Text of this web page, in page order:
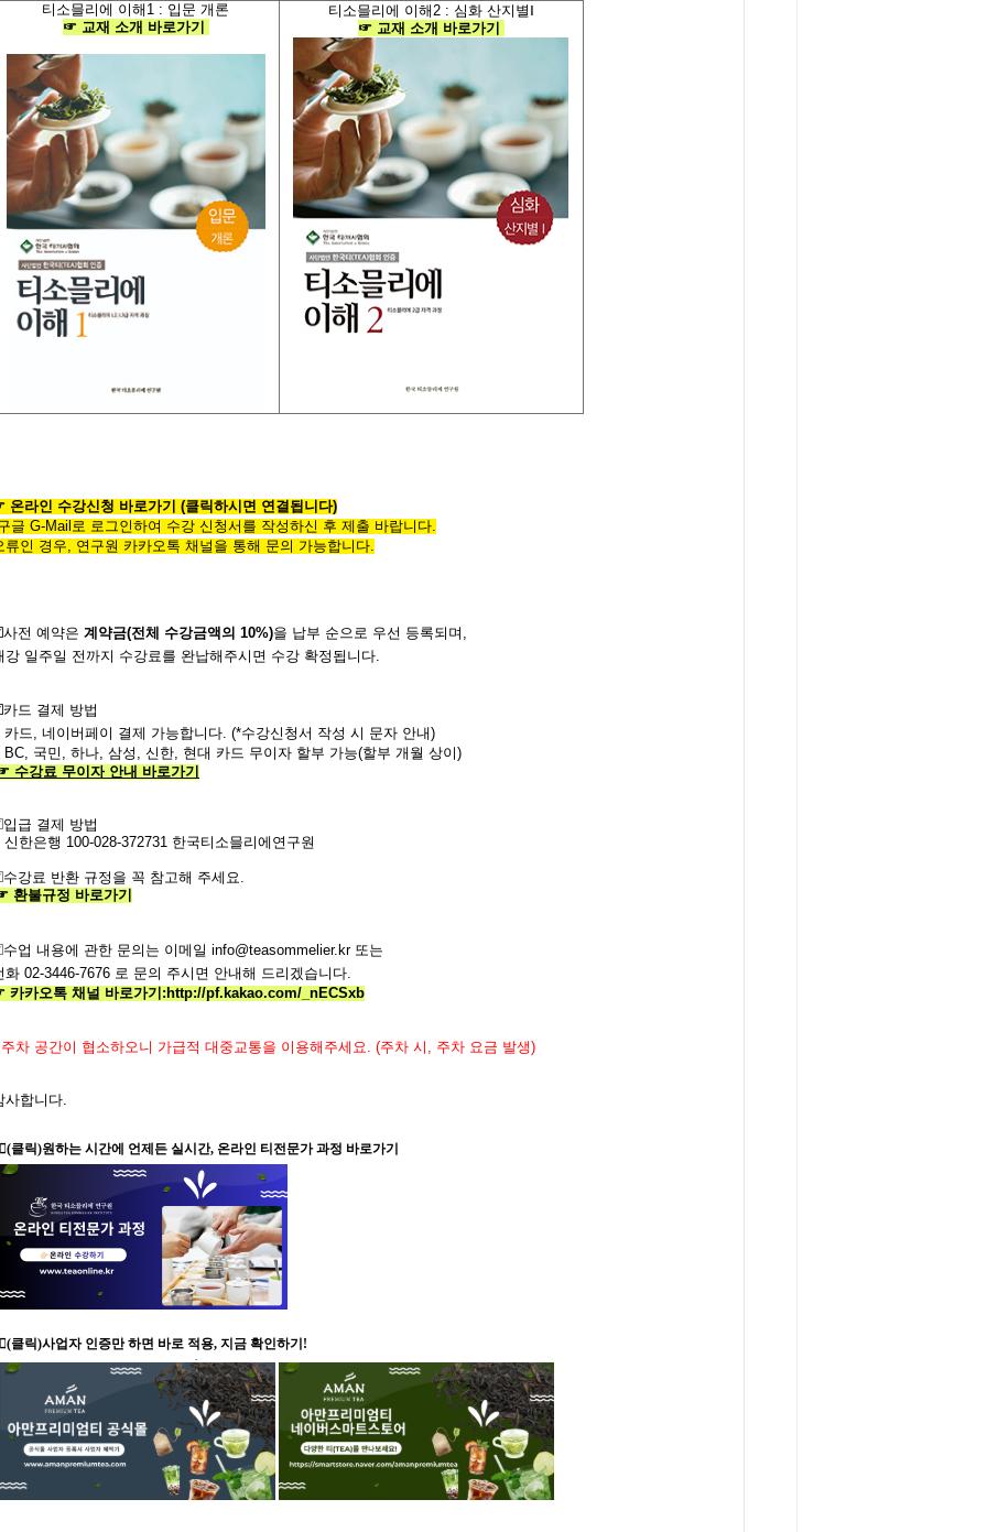
티소믈리에 이해 1 : 입문 개론
☞ 교재 소개 바로가기
티소믈리에 이해2 : 심화 산지별 Ⅰ
☞ 교재 소개 바로가기
온라인 수강신청 바로가기 (클릭하시면 연결됩니다)
글 G-Mail로 로그인하여 수강 신청서를 작성하신 후 제출 바랍니다.
류인 경우, 연구원 카카오톡 채널을 통해 문의 가능합니다.
전 예약은 계약금(전체 수강금액의 10%)을 납부 순으로 우선 등록되며 ,
강 일주일 전까지 수강료를 완납해주시면 수강 확정됩니다.
카드 결제 방법
드, 네이버페이 결제 가능합니다. (*수강신청서 작성 시 문자 안내)
국민, 하나, 삼성, 신한, 현대 카드 무이자 할부 가능(할부 개월 상이)
수강료 무이자 안내 바로가기
입급 결제 방법
한은행 100-028-372731 한국티소믈리에연구원
수강료 반환 규정을 꼭 참고해 주세요.
환불규정 바로가기
수업 내용에 관한 문의는 이메일 info@teasommelier.kr 또는
화 02-3446-7676 로 문의 주시면 안내해 드리겠습니다.
카카오톡 채널 바로가기 : http://pf.kakao.com/_nECSxb
주차 공간이 협소하오니 가급적 대중교통을 이용해주세요. (주차 시 , 주차 요금 발생)
사합니다.
(클릭)원하는 시간에 언제든 실시간, 온라인 티전문가 과정 바로가기
클릭)사업자 인증만 하면 바로 적용, 지금 확인하기!